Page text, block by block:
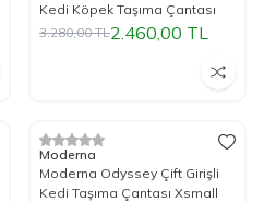
Kedi Köpek Taşıma Çantası
3.280,00TL2.460,00 TL
Moderna
Moderna Odyssey Çift Girişli
Kedi Taşıma Çantası Xsmall